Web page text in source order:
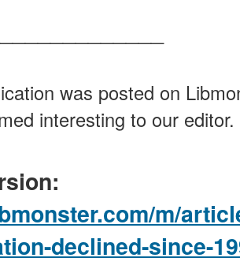
was posted on
interesting to our editor.
m/
declined-since-